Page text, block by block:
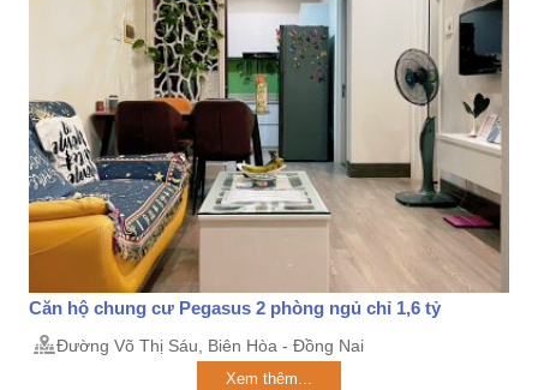
Căn hộ chung cư Pegasus 2 phòng ngủ chỉ 1,6 tỷ
Đường Võ Thị Sáu, Biên Hòa - Đồng Nai
Xem thêm...